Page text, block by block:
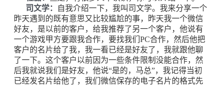
司文学：
自我介绍一下，我叫司文学。我来分享一个
昨天遇到的既有意思又比较尴尬的事，昨天我一个微信
好友，是以前的客户，给我推荐了另一个客户，他说有
一个游戏甲方要跟我合作，要找我们PC合作，然后他把
客户的名片给了我，我一看已经是好友了，我就跟他聊
了一下。这个客户以前因为一些条件限制没能合作，然
后我就说我们是好友，他说“是的，马总”，我记得当初
已经发名片给他了，我们微信保存的电子名片的格式先